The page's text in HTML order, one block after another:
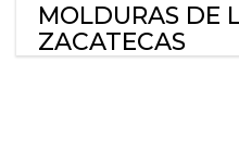
MOLDURAS DE
ZACATECAS